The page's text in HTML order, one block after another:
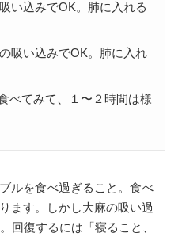
い込みでOK。肺に入れる
吸い込みでOK。肺に入れ
べてみて、１〜２時間は様
ルを食べ過ぎること。食べ
ます。しかし大麻の吸い過
回復するには「寝ること、